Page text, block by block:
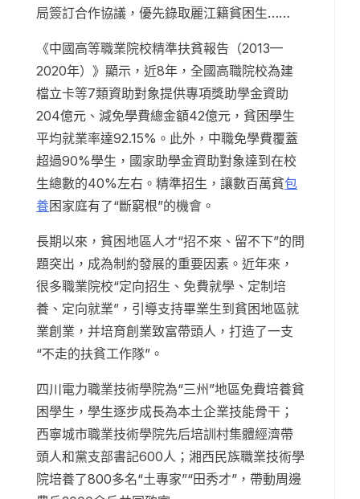
局簽訂合作協議，優先錄取麗江籍貧困生……
《中國高等職業院校精準扶貧報告（2013—
2020年）》顯示，近8年，全國高職院校為建
檔立卡等7類資助對象提供專項獎助學金資助
204億元、減免學費總金額42億元，貧困學生
平均就業率達92.15%。此外，中職免學費覆蓋
超過90%學生，國家助學金資助對象達到在校
生總數的40%左右。精準招生，讓數百萬貧包
養困家庭有了“斷窮根”的機會。
長期以來，貧困地區人才“招不來、留不下”的問
題突出，成為制約發展的重要因素。近年來，
很多職業院校“定向招生、免費就學、定制培
養、定向就業”，引導支持畢業生到貧困地區就
業創業，并培育創業致富帶頭人，打造了一支
“不走的扶貧工作隊”。
四川電力職業技術學院為“三州”地區免費培養貧
困學生，學生逐步成長為本土企業技能骨干；
西寧城市職業技術學院先后培訓村集體經濟帶
頭人和黨支部書記600人；湘西民族職業技術學
院培養了800多名“土專家”“田秀才”，帶動周邊